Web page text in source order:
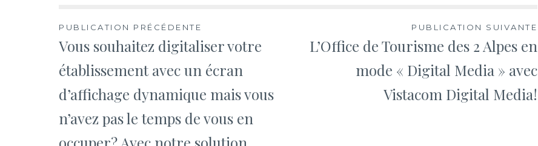
Navigation
de
l’article
PUBLICATION PRÉCÉDENTE
Vous souhaitez digitaliser votre
établissement avec un écran
d’affichage dynamique mais vous
n’avez pas le temps de vous en
PUBLICATION SUIVANTE
L’Office de Tourisme des 2 Alpes en
mode « Digital Media » avec
Vistacom Digital Media!